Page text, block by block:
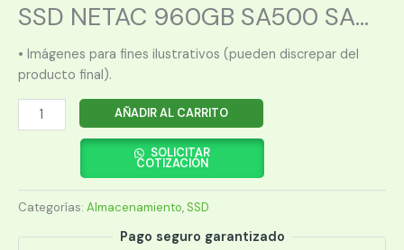
SSD NETAC 960GB SA500 SA...
• Imágenes para fines ilustrativos (pueden discrepar del
producto final).
SSD
NETAC
SATA
cantidad
AÑADIR AL CARRITO
SOLICITAR
COTIZACIÓN
Categorías: Almacenamiento, SSD
Pago seguro garantizado